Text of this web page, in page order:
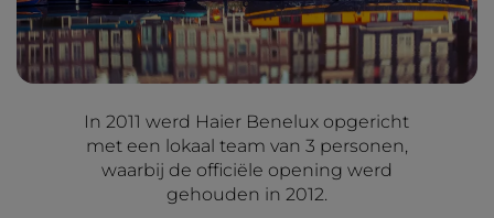
In 2011 werd Haier Benelux opgericht
met een lokaal team van 3 personen,
waarbij de officiële opening werd
gehouden in 2012.